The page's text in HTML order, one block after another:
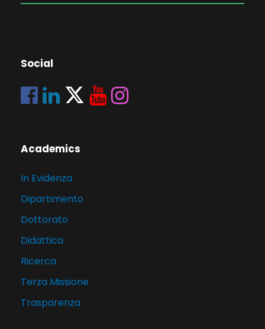
Social
Academics
In Evidenza
Dipartimento
Dottorato
Didattica
Ricerca
Terza Missione
Trasparenza